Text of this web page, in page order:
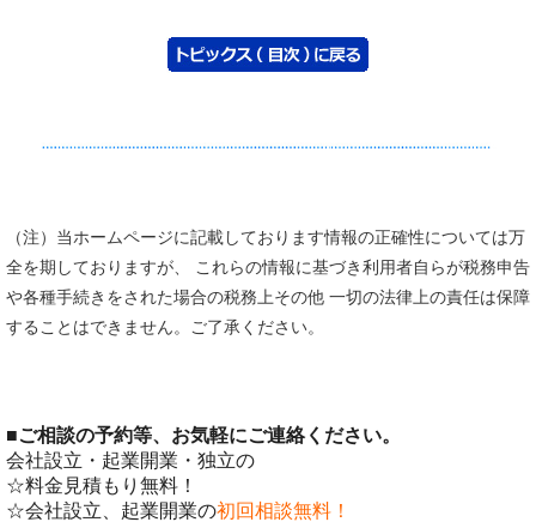
（注）当ホームページに記載しております情報の正確性については万
全を期しておりますが、 これらの情報に基づき利用者自らが税務申告
や各種手続きをされた場合の税務上その他 一切の法律上の責任は保障
することはできません。ご了承ください。
■ご相談の予約等、お気軽にご連絡ください。
会社設立・起業開業・独立の
☆料金見積もり無料！
☆会社設立、起業開業の初回相談無料！